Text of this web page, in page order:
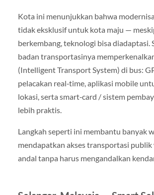
Kota ini menunjukkan bahwa
tidak eksklusif untuk kota maju —
berkembang, teknologi bisa diadaptasi.
badan transportasinya
(Intelligent Transport System) di bus:
pelacakan real‑time, aplikasi mobile
lokasi, serta smart‑card / sistem
lebih praktis.
Langkah seperti ini membantu banyak
mendapatkan akses transportasi publik
andal tanpa harus mengandalkan